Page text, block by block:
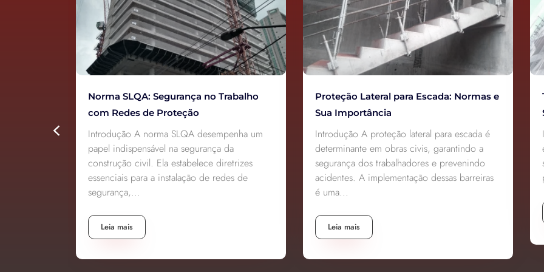
Proteção Lateral para Escada: Normas e
Sua Importância
Introdução A proteção lateral para escada é
determinante em obras civis, garantindo a
segurança dos trabalhadores e prevenindo
acidentes. A implementação dessas barreiras
é uma...
Leia mais
Tela de Fachada NR 18: Guia para
Segurança e Conformidade
Introdução A tela de fachada NR 18 é um
elemento obrigatório na construção civil,
sendo crucial para garantir a segurança e
proteção tanto dos...